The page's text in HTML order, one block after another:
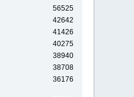
56525
42642
41426
40275
38940
38708
36176